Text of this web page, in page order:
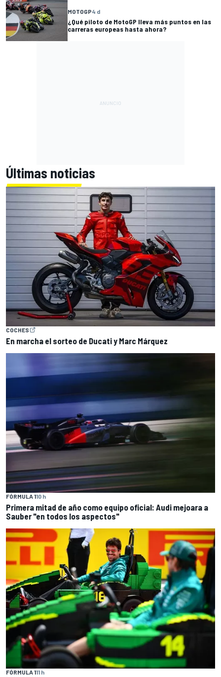
MOTOGP4 d
¿Qué piloto de MotoGP lleva más puntos en las
carreras europeas hasta ahora?
Últimas noticias
COCHES
En marcha el sorteo de Ducati y Marc Márquez
FÓRMULA 110 h
Primera mitad de año como equipo oficial: Audi mejoara a
Sauber "en todos los aspectos"
FÓRMULA 111 h